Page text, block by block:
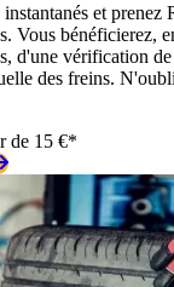
et
Vous bénéficierez,
d'une vérification
des freins.
de 15 €*